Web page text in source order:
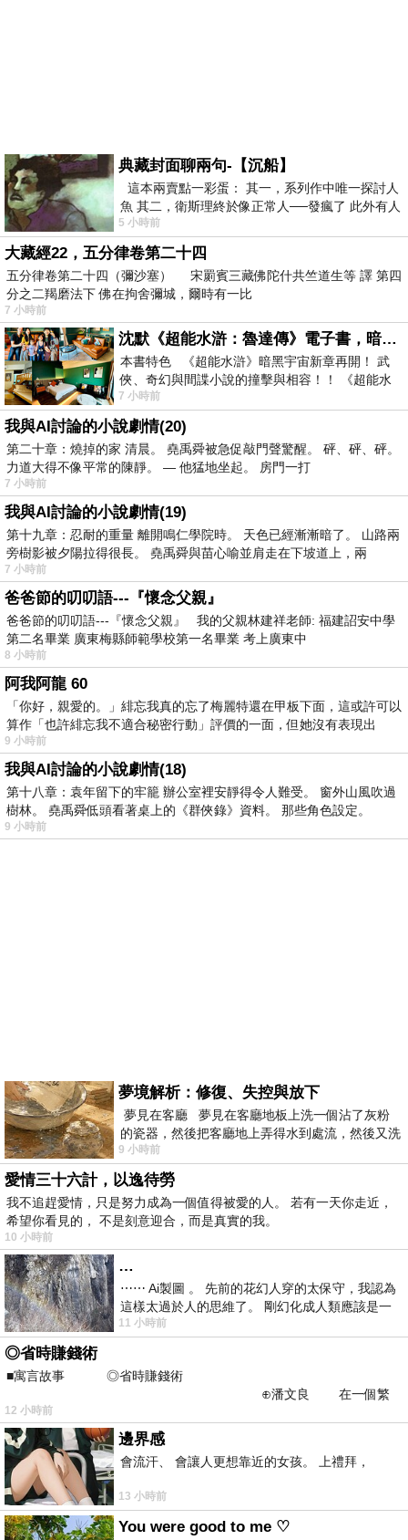
典藏封面聊兩句-【沉船】
這本兩賣點一彩蛋： 其一，系列作中唯一探討人
魚 其二，衛斯理終於像正常人──發瘋了 此外有人
在南極打死北極熊（@《地心
5 小時前
大藏經22，五分律卷第二十四
五分律卷第二十四（彌沙塞） 宋罽賓三藏佛陀什共竺道生等 譯 第四
分之二羯磨法下 佛在拘舍彌城，爾時有一比
7 小時前
沈默《超能水滸：魯達傳》電子書，暗黑宇宙新章，一一五年八月璀璨上架！
本書特色 《超能水滸》暗黑宇宙新章再開！ 武
俠、奇幻與間諜小說的撞擊與相容！！ 《超能水
滸》系列第四部變幻登場
7 小時前
我與AI討論的小說劇情(20)
第二十章：燒掉的家 清晨。 堯禹舜被急促敲門聲驚醒。 砰、砰、砰。
力道大得不像平常的陳靜。 — 他猛地坐起。 房門一打
7 小時前
我與AI討論的小說劇情(19)
第十九章：忍耐的重量 離開鳴仁學院時。 天色已經漸漸暗了。 山路兩
旁樹影被夕陽拉得很長。 堯禹舜與苗心喻並肩走在下坡道上，兩
7 小時前
爸爸節的叨叨語---『懷念父親』
爸爸節的叨叨語---『懷念父親』 我的父親林建祥老師: 福建詔安中學
第二名畢業 廣東梅縣師範學校第一名畢業 考上廣東中
8 小時前
阿我阿龍 60
「你好，親愛的。」緋忘我真的忘了梅麗特還在甲板下面，這或許可以
算作「也許緋忘我不適合秘密行動」評價的一面，但她沒有表現出
9 小時前
我與AI討論的小說劇情(18)
第十八章：袁年留下的牢籠 辦公室裡安靜得令人難受。 窗外山風吹過
樹林。 堯禹舜低頭看著桌上的《群俠錄》資料。 那些角色設定。
9 小時前
夢境解析：修復、失控與放下
夢見在客廳 夢見在客廳地板上洗一個沾了灰粉
的瓷器，然後把客廳地上弄得水到處流，然後又洗
一頂棒球潮帽，後來發現帽
9 小時前
愛情三十六計，以逸待勞
我不追趕愛情，只是努力成為一個值得被愛的人。 若有一天你走近，
希望你看見的， 不是刻意迎合，而是真實的我。
10 小時前
…
⋯⋯ Ai製圖 。 先前的花幻人穿的太保守，我認為
這樣太過於人的思維了。 剛幻化成人類應該是一
絲不掛吧？ 當然這樣是創不出
11 小時前
◎省時賺錢術
■寓言故事 ◎省時賺錢術
⊕潘文良 在一個繁
華的商業街上，有兩家傳統
12 小時前
邊界感
會流汗、 會讓人更想靠近的女孩。 上禮拜，
13 小時前
You were good to me ♡